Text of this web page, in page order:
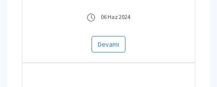
06 Haz 2024
Devamı